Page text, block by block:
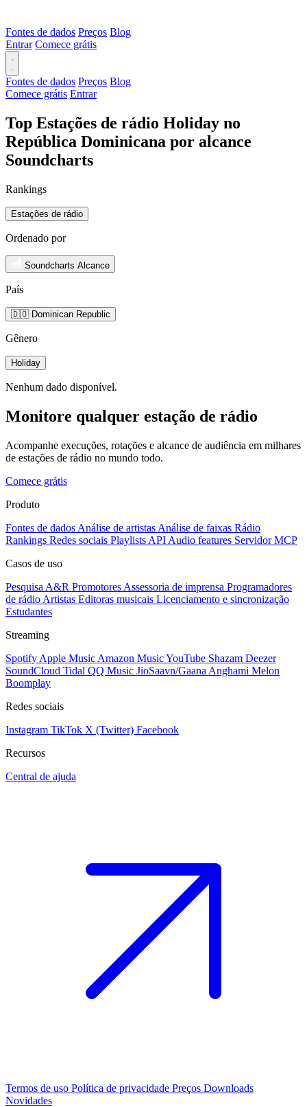
Fontes de dados Preços Blog
Entrar Comece grátis
Fontes de dados Preços Blog
Comece grátis Entrar
Top Estações de rádio Holiday no
República Dominicana por alcance
Soundcharts
Rankings
Estações de rádio
Ordenado por
Soundcharts Alcance
País
🇩🇴 Dominican Republic
Gênero
Holiday
Nenhum dado disponível.
Monitore qualquer estação de rádio
Acompanhe execuções, rotações e alcance de audiência em milhares
de estações de rádio no mundo todo.
Comece grátis
Produto
Fontes de dados Análise de artistas Análise de faixas Rádio
Rankings Redes sociais Playlists API Audio features Servidor MCP
Casos de uso
Pesquisa A&R Promotores Assessoria de imprensa Programadores
de rádio Artistas Editoras musicais Licenciamento e sincronização
Estudantes
Streaming
Spotify Apple Music Amazon MusicYouTube Shazam Deezer
SoundCloud Tidal QQ Music JioSaavn/Gaana Anghami Melon
Boomplay
Redes sociais
Instagram TikTok X (Twitter) Facebook
Recursos
Central de ajuda
Termos de uso Política de privacidade Preços Downloads
Novidades